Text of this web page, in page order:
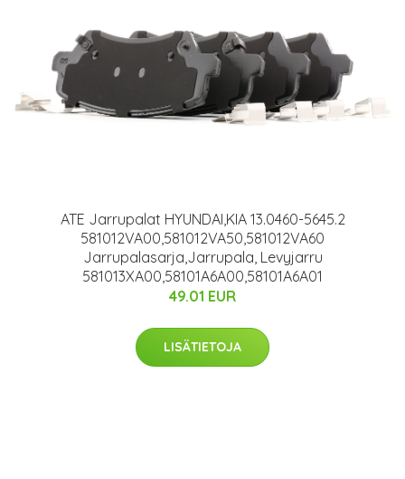
ATE Jarrupalat HYUNDAI,KIA 13.0460-5645.2
581012VA00,581012VA50,581012VA60
Jarrupalasarja,Jarrupala, Levyjarru
581013XA00,58101A6A00,58101A6A01
49.01 EUR
LISÄTIETOJA